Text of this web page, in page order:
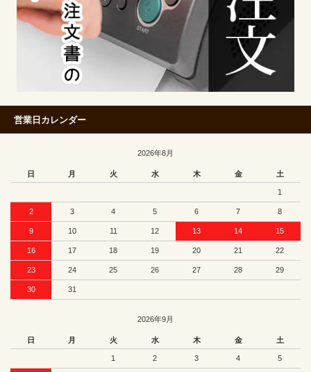
営業日カレンダー
2026年8月
日 月 火 水 木 金 土
1
2 3 4 5 6 7 8
9 10 11 12 13 14 15
16 17 18 19 20 21 22
23 24 25 26 27 28 29
30 31
2026年9月
日 月 火 水 木 金 土
1 2 3 4 5